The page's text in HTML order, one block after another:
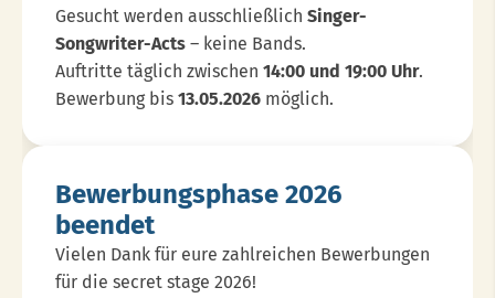
Gesucht werden ausschließlich Singer-
Songwriter-Acts – keine Bands.
Auftritte täglich zwischen 14:00 und 19:00 Uhr.
Bewerbung bis 13.05.2026 möglich.
Bewerbungsphase 2026
beendet
Vielen Dank für eure zahlreichen Bewerbungen
für die secret stage 2026!